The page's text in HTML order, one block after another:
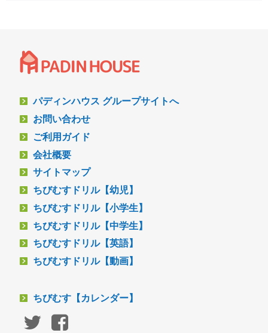
パディンハウス グループサイトへ
お問い合わせ
ご利用ガイド
会社概要
サイトマップ
ちびむすドリル【幼児】
ちびむすドリル【小学生】
ちびむすドリル【中学生】
ちびむすドリル【英語】
ちびむすドリル【動画】
ちびむす【カレンダー】